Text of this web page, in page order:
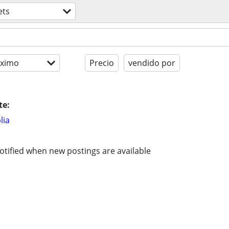
Precio vendido por
when new postings are available